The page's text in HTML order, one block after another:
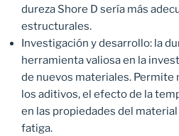
dureza Shore D sería más
estructurales.
Investigación y desarrollo: la
herramienta valiosa en la
de nuevos materiales. Permite
los aditivos, el efecto de la
en las propiedades del
fatiga.